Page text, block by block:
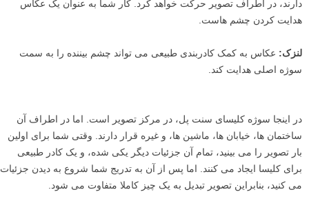
بنابراین هنگامی که شما درکی از این مفهوم به دست آوردید، می توانید
کادربندی طبیعی روش بسیار خوبی است برای این که به یاد داشته باشید که
دید بیننده نسبت به تصویر در کنترل شماست. مهم نیست عکس چقدر بزرگ
باشد، چشم بیننده در لحظه اول تمام تصویر کامل را نخواهد دید. چشم بیننده
به یک بخش کشیده شده و سپس بسته به این که مولفه ها در کجا قرار
دارند، در اطراف تصویر حرکت خواهد کرد. کار شما به عنوان یک عکاس